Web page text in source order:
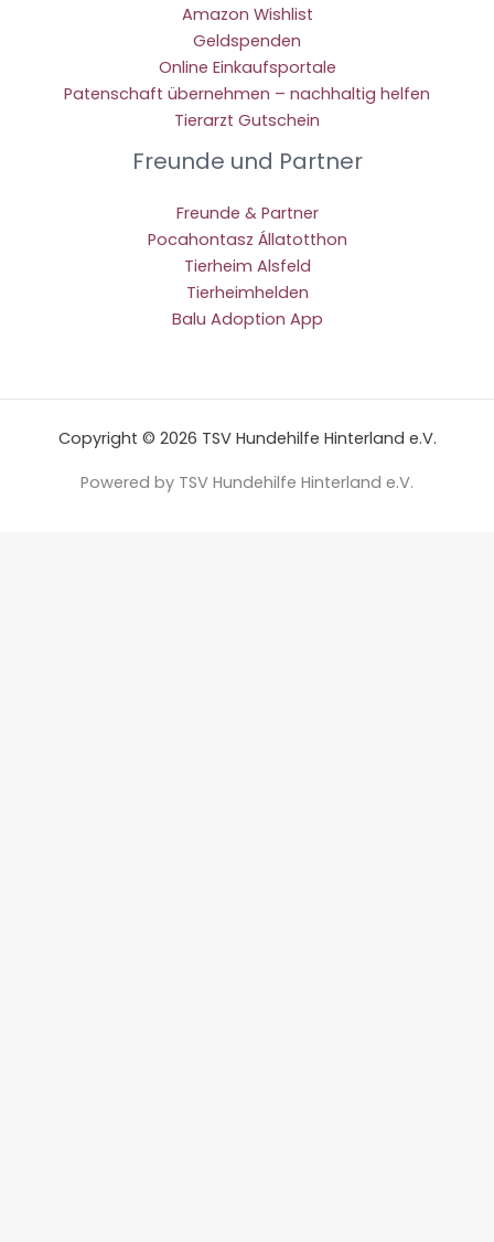
Amazon Wishlist
Geldspenden
Online Einkaufsportale
Patenschaft übernehmen – nachhaltig helfen
Tierarzt Gutschein
Freunde und Partner
Freunde & Partner
Pocahontasz Állatotthon
Tierheim Alsfeld
Tierheimhelden
Balu Adoption App
Copyright © 2026 TSV Hundehilfe Hinterland e.V.
Powered by TSV Hundehilfe Hinterland e.V.